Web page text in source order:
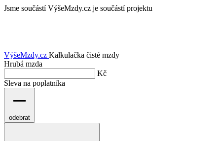
Jsme součástí VýšeMzdy.cz je součástí projektu
VýšeMzdy.cz Kalkulačka čisté mzdy
Hrubá mzda
Kč
Sleva na poplatníka
odebrat